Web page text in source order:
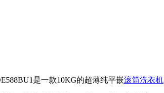
是一款10KG的超薄纯平嵌滚筒洗衣机